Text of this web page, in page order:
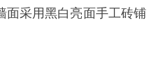
面采用黑白亮面手工砖铺